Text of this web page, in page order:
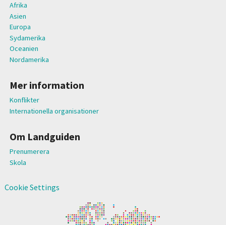
Afrika
Asien
Europa
Sydamerika
Oceanien
Nordamerika
Mer information
Konflikter
Internationella organisationer
Om Landguiden
Prenumerera
Skola
Cookie Settings